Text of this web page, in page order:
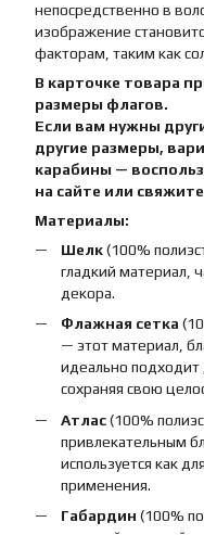
непосредственно в
изображение
факторам, таким как
В карточке товара
размеры флагов.
Если вам нужны
другие размеры,
карабины —
на сайте или
Материалы:
Шелк(100%
гладкий материал,
декора.
Флажная сетка
— этот материал,
идеально подходит
сохраняя свою
Атлас(100%
привлекательным
используется как
применения.
Габардин (100%